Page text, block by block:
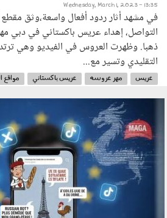
Wednesday, March 1, 2023 - 13:35
في مشهد أثار ردود أفعال واسعة،وثق
التواصل، إهداء عريس باكستاني في دبي
ذهبا. وظهرت العروس في الفيديو وهي
التقليدي وتسير مع...
عريس مهر عروسه عريس باكستاني مواقع
310106.jpg